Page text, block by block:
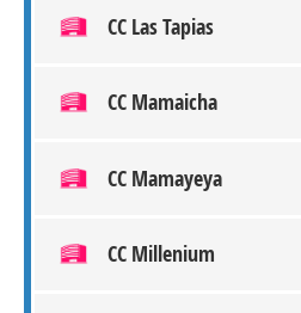
CC Las Tapias
CC Mamaicha
CC Mamayeya
CC Millenium